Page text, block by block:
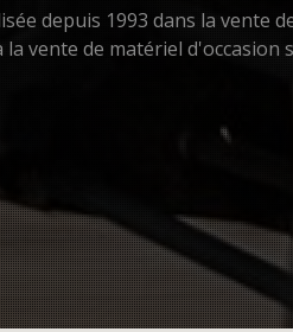
depuis 1993 dans la vente
la vente de matériel d'occasion